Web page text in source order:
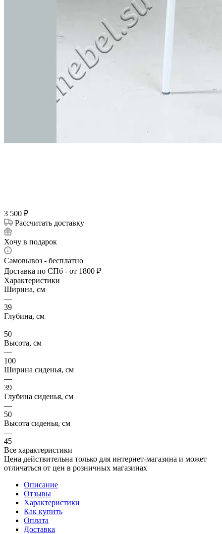
3 500 ₽
Рассчитать доставку
Хочу в подарок
Самовывоз - бесплатно
Доставка по СПб - от 1800 ₽
Характеристики
Ширина, см
—
39
Глубина, см
—
50
Высота, см
—
100
Ширина сиденья, см
—
39
Глубина сиденья, см
—
50
Высота сиденья, см
—
45
Все характеристики
Цена действительна только для интернет-магазина и может
отличаться от цен в розничных магазинах
Описание
Отзывы
Характеристики
Как купить
Оплата
Доставка